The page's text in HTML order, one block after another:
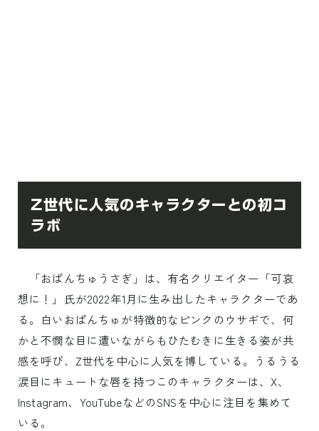
Z世代に人気のキャラクターとの初コ
ラボ
「おぱんちゅうさぎ」は、有名クリエイター「可哀
想に！」氏が2022年1月に生み出したキャラクターであ
る。白いおぱんちゅが特徴的なピンクのウサギで、何
かと不憫な目に遭いながらもひたむきに生きる姿が共
感を呼び、Z世代を中心に人気を博している。うるうる
涙目にキュートな唇を持つこのキャラクターは、X、
Instagram、YouTubeなどのSNSを中心に注目を集めて
いる。